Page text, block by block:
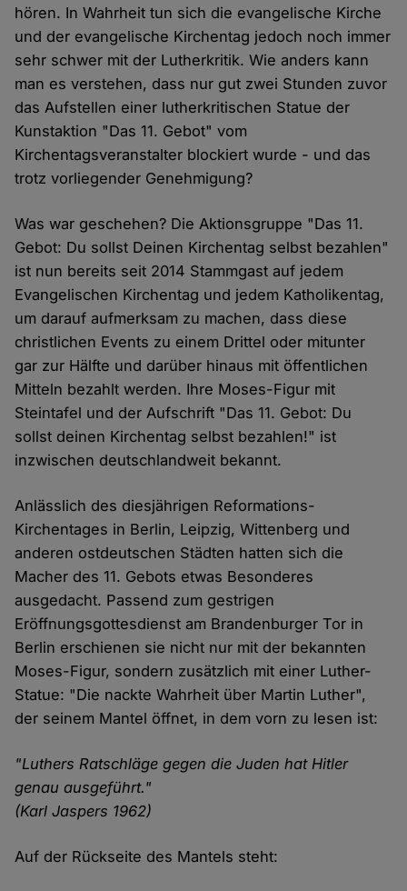
hören. In Wahrheit tun sich die evangelische Kirche
und der evangelische Kirchentag jedoch noch immer
sehr schwer mit der Lutherkritik. Wie anders kann
man es verstehen, dass nur gut zwei Stunden zuvor
das Aufstellen einer lutherkritischen Statue der
Kunstaktion "Das 11. Gebot" vom
Kirchentagsveranstalter blockiert wurde - und das
trotz vorliegender Genehmigung?
Was war geschehen? Die Aktionsgruppe "Das 11.
Gebot: Du sollst Deinen Kirchentag selbst bezahlen"
ist nun bereits seit 2014 Stammgast auf jedem
Evangelischen Kirchentag und jedem Katholikentag,
um darauf aufmerksam zu machen, dass diese
christlichen Events zu einem Drittel oder mitunter
gar zur Hälfte und darüber hinaus mit öffentlichen
Mitteln bezahlt werden. Ihre Moses-Figur mit
Steintafel und der Aufschrift "Das 11. Gebot: Du
sollst deinen Kirchentag selbst bezahlen!" ist
inzwischen deutschlandweit bekannt.
Anlässlich des diesjährigen Reformations-
Kirchentages in Berlin, Leipzig, Wittenberg und
anderen ostdeutschen Städten hatten sich die
Macher des 11. Gebots etwas Besonderes
ausgedacht. Passend zum gestrigen
Eröffnungsgottesdienst am Brandenburger Tor in
Berlin erschienen sie nicht nur mit der bekannten
Moses-Figur, sondern zusätzlich mit einer Luther-
Statue: "Die nackte Wahrheit über Martin Luther",
der seinem Mantel öffnet, in dem vorn zu lesen ist:
"Luthers Ratschläge gegen die Juden hat Hitler
genau ausgeführt."
(Karl Jaspers 1962)
Auf der Rückseite des Mantels steht: